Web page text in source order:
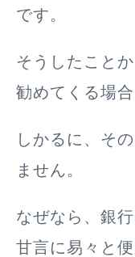
です。
そうしたこと
勧めてくる場
しかるに、そ
ません。
なぜなら、銀
甘言に易々と